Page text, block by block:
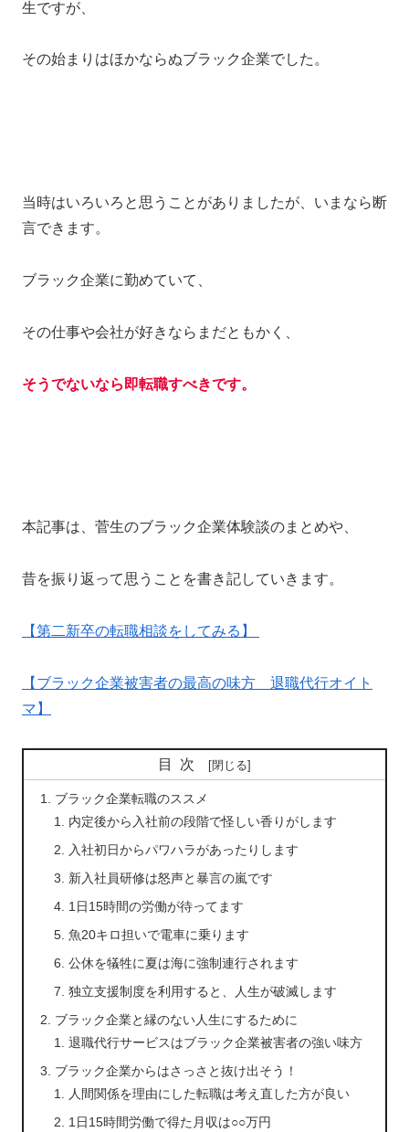
生ですが、
その始まりはほかならぬブラック企業でした。
当時はいろいろと思うことがありましたが、いまなら断
言できます。
ブラック企業に勤めていて、
その仕事や会社が好きならまだともかく、
そうでないなら即転職すべきです。
本記事は、菅生のブラック企業体験談のまとめや、
昔を振り返って思うことを書き記していきます。
【第二新卒の転職相談をしてみる】
【ブラック企業被害者の最高の味方 退職代行オイト
マ】
目次
ブラック企業転職のススメ
内定後から入社前の段階で怪しい香りがします
入社初日からパワハラがあったりします
新入社員研修は怒声と暴言の嵐です
1日15時間の労働が待ってます
魚20キロ担いで電車に乗ります
公休を犠牲に夏は海に強制連行されます
独立支援制度を利用すると、人生が破滅します
ブラック企業と縁のない人生にするために
退職代行サービスはブラック企業被害者の強い味方
ブラック企業からはさっさと抜け出そう！
人間関係を理由にした転職は考え直した方が良い
1日15時間労働で得た月収は○○万円